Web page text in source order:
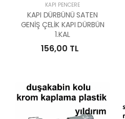
KAPI PENCERE
KAPI DÜRBÜNÜ SATEN
GENİŞ ÇELİK KAPI DÜRBÜN
1.KAL
156,00 TL